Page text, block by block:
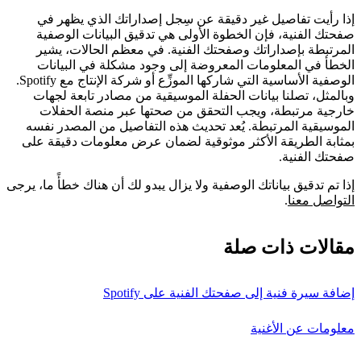
إذا رأيت تفاصيل غير دقيقة عن سِجل إصداراتك الذي يظهر في
صفحتك الفنية، فإن الخطوة الأولى هي تدقيق البيانات الوصفية
المرتبطة بإصداراتك وصفحتك الفنية. في معظم الحالات، يشير
الخطأ في المعلومات المعروضة إلى وجود مشكلة في البيانات
الوصفية الأساسية التي شاركها الموزِّع أو شركة الإنتاج مع Spotify.
وبالمثل، تصلنا بيانات الحفلة الموسيقية من مصادر تابعة لجهات
خارجية مرتبطة، ويجب التحقق من صحتها عبر منصة الحفلات
الموسيقية المرتبطة. يُعد تحديث هذه التفاصيل من المصدر نفسه
بمثابة الطريقة الأكثر موثوقية لضمان عرض معلومات دقيقة على
صفحتك الفنية.
إذا تم تدقيق بياناتك الوصفية ولا يزال يبدو لك أن هناك خطأً ما، يرجى
التواصل معنا.
مقالات ذات صلة
إضافة سيرة فنية إلى صفحتك الفنية على Spotify
معلومات عن الأغنية